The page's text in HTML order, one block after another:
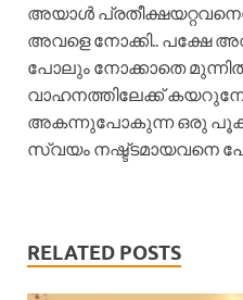
അയാൾ
അവളെ നോക്കി.. പക്ഷേ
പോലും നോക്കാതെ
വാഹനത്തിലേക്ക്
അകന്നുപോകുന്ന ഒരു
സ്വയം നഷ്ട്ടമായവനെ
RELATED POSTS